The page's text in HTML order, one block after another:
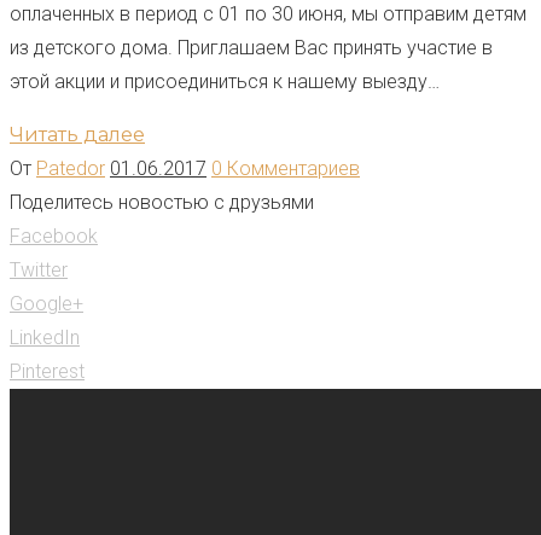
оплаченных в период с 01 по 30 июня, мы отправим детям
из детского дома. Приглашаем Вас принять участие в
этой акции и присоединиться к нашему выезду…
Читать далее
От Patedor 01.06.2017 0 Комментариев
Поделитесь новостью с друзьями
Facebook
Twitter
Google+
LinkedIn
Pinterest